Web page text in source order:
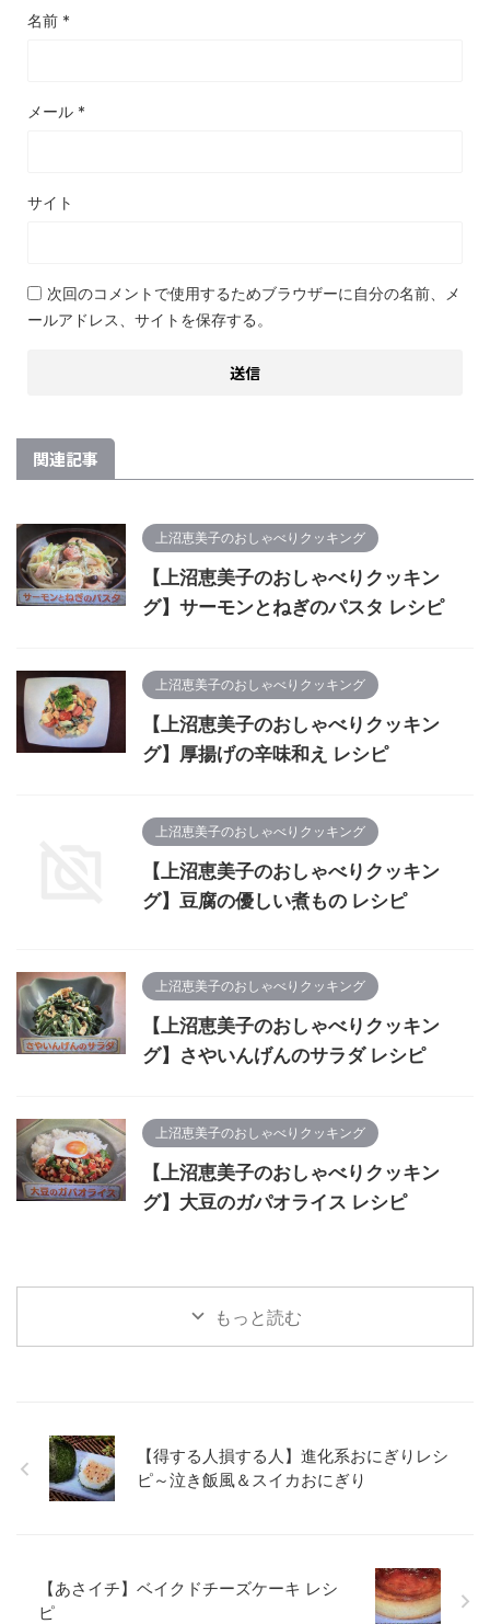
名前 *
メール *
サイト
次回のコメントで使用するためブラウザーに自分の名前、メ
ールアドレス、サイトを保存する。
関連記事
上沼恵美子のおしゃべりクッキング
【上沼恵美子のおしゃべりクッキン
グ】サーモンとねぎのパスタ レシピ
上沼恵美子のおしゃべりクッキング
【上沼恵美子のおしゃべりクッキン
グ】厚揚げの辛味和え レシピ
上沼恵美子のおしゃべりクッキング
【上沼恵美子のおしゃべりクッキン
グ】豆腐の優しい煮もの レシピ
上沼恵美子のおしゃべりクッキング
【上沼恵美子のおしゃべりクッキン
グ】さやいんげんのサラダ レシピ
上沼恵美子のおしゃべりクッキング
【上沼恵美子のおしゃべりクッキン
グ】大豆のガパオライス レシピ
もっと読む
【得する人損する人】進化系おにぎりレシ
ピ～泣き飯風＆スイカおにぎり
【あさイチ】ベイクドチーズケーキ レシ
ピ